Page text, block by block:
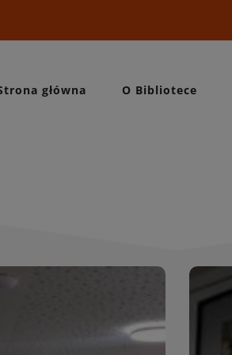
główna O Bibliotece